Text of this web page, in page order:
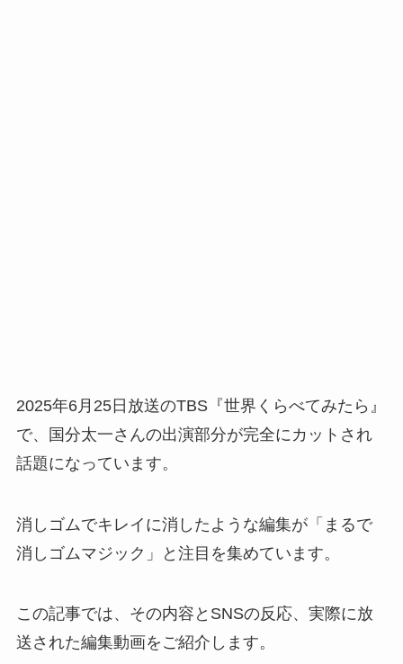
2025年6月25日放送のTBS『世界くらべてみたら』
で、国分太一さんの出演部分が完全にカットされ
話題になっています。
消しゴムでキレイに消したような編集が「まるで
消しゴムマジック」と注目を集めています。
この記事では、その内容とSNSの反応、実際に放
送された編集動画をご紹介します。